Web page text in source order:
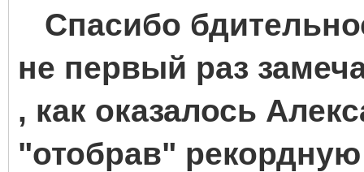
Спасибо
не первый раз
, как оказалось
"отобрав"